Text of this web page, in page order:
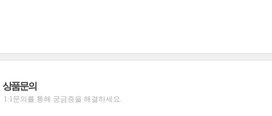
상품문의
1:1문의를 통해 궁금증을 해결하세요.